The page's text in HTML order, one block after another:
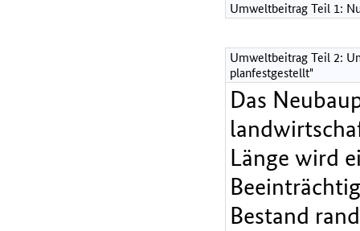
Umweltbeitrag Teil 1:
Umweltbeitrag Teil 2:
planfestgestellt"
Das
Länge wird
Bestand